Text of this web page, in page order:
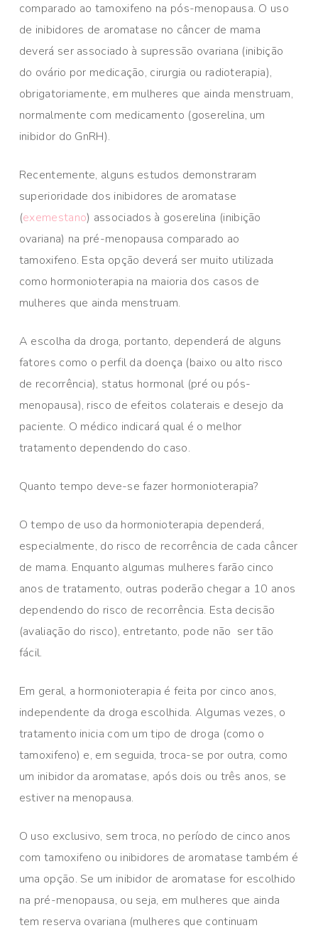
comparado ao tamoxifeno na pós-menopausa. O uso
de inibidores de aromatase no câncer de mama
deverá ser associado à supressão ovariana (inibição
do ovário por medicação, cirurgia ou radioterapia),
obrigatoriamente, em mulheres que ainda menstruam,
normalmente com medicamento (goserelina, um
inibidor do GnRH).
Recentemente, alguns estudos demonstraram
superioridade dos inibidores de aromatase
(exemestano) associados à goserelina (inibição
ovariana) na pré-menopausa comparado ao
tamoxifeno. Esta opção deverá ser muito utilizada
como hormonioterapia na maioria dos casos de
mulheres que ainda menstruam.
A escolha da droga, portanto, dependerá de alguns
fatores como o perfil da doença (baixo ou alto risco
de recorrência), status hormonal (pré ou pós-
menopausa), risco de efeitos colaterais e desejo da
paciente. O médico indicará qual é o melhor
tratamento dependendo do caso.
Quanto tempo deve-se fazer hormonioterapia?
O tempo de uso da hormonioterapia dependerá,
especialmente, do risco de recorrência de cada câncer
de mama. Enquanto algumas mulheres farão cinco
anos de tratamento, outras poderão chegar a 10 anos
dependendo do risco de recorrência. Esta decisão
(avaliação do risco), entretanto, pode não ser tão
fácil.
Em geral, a hormonioterapia é feita por cinco anos,
independente da droga escolhida. Algumas vezes, o
tratamento inicia com um tipo de droga (como o
tamoxifeno) e, em seguida, troca-se por outra, como
um inibidor da aromatase, após dois ou três anos, se
estiver na menopausa.
O uso exclusivo, sem troca, no período de cinco anos
com tamoxifeno ou inibidores de aromatase também é
uma opção. Se um inibidor de aromatase for escolhido
na pré-menopausa, ou seja, em mulheres que ainda
tem reserva ovariana (mulheres que continuam